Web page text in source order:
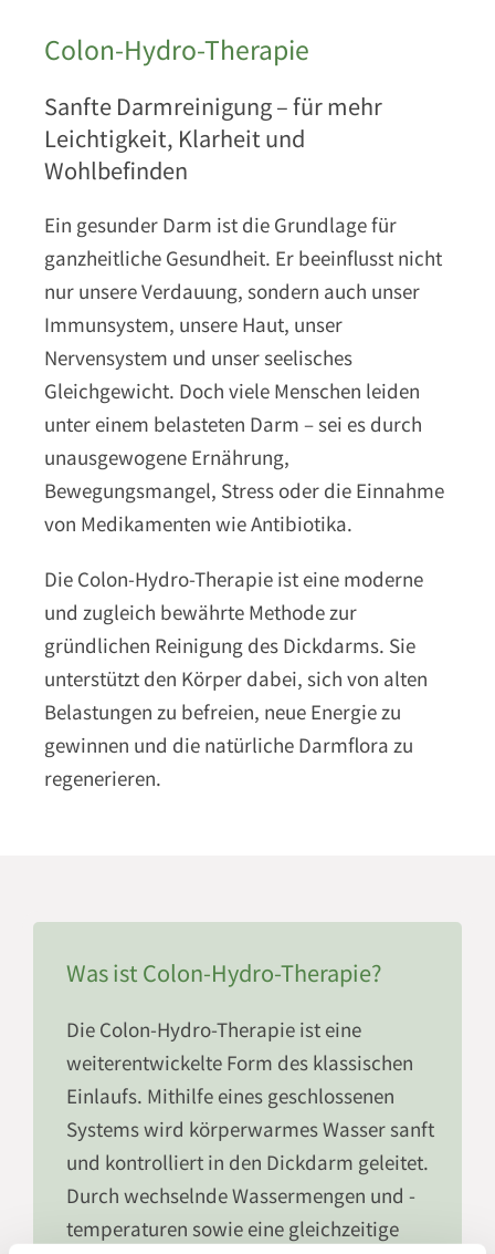
Colon-Hydro-Therapie
Sanfte Darmreinigung – für mehr
Leichtigkeit, Klarheit und
Wohlbefinden
Ein gesunder Darm ist die Grundlage für
ganzheitliche Gesundheit. Er beeinflusst nicht
nur unsere Verdauung, sondern auch unser
Immunsystem, unsere Haut, unser
Nervensystem und unser seelisches
Gleichgewicht. Doch viele Menschen leiden
unter einem belasteten Darm – sei es durch
unausgewogene Ernährung,
Bewegungsmangel, Stress oder die Einnahme
von Medikamenten wie Antibiotika.
Die Colon-Hydro-Therapie ist eine moderne
und zugleich bewährte Methode zur
gründlichen Reinigung des Dickdarms. Sie
unterstützt den Körper dabei, sich von alten
Belastungen zu befreien, neue Energie zu
gewinnen und die natürliche Darmflora zu
regenerieren.
Was ist Colon-Hydro-Therapie?
Die Colon-Hydro-Therapie ist eine
weiterentwickelte Form des klassischen
Einlaufs. Mithilfe eines geschlossenen
Systems wird körperwarmes Wasser sanft
und kontrolliert in den Dickdarm geleitet.
Durch wechselnde Wassermengen und -
temperaturen sowie eine gleichzeitige